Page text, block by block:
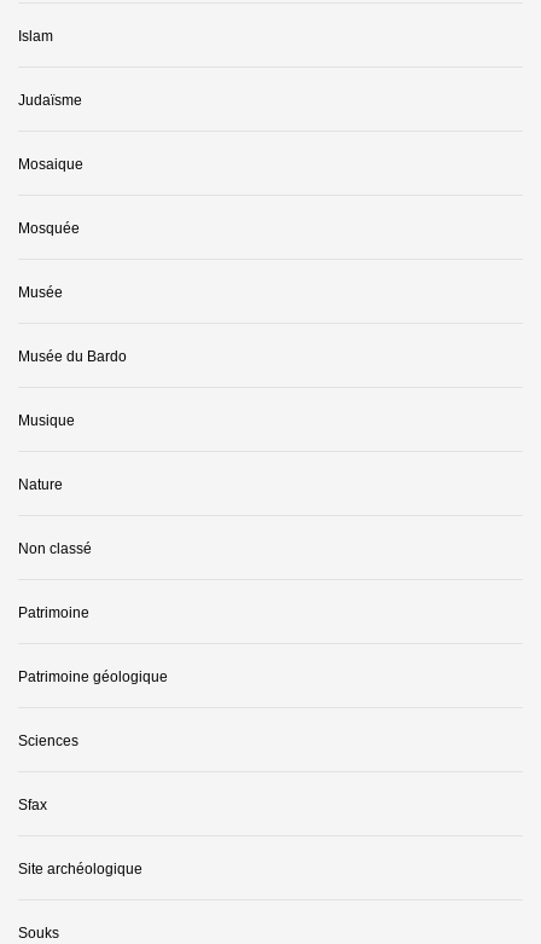
Islam
Judaïsme
Mosaique
Mosquée
Musée
Musée du Bardo
Musique
Nature
Non classé
Patrimoine
Patrimoine géologique
Sciences
Sfax
Site archéologique
Souks